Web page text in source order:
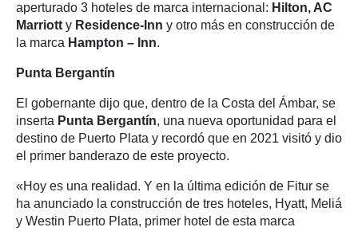
aperturado 3 hoteles de marca internacional: Hilton, AC
Marriotty Residence-Inn y otro más en construcción de
la marca Hampton – Inn.
Punta Bergantín
El gobernante dijo que, dentro de la Costa del Ámbar, se
inserta Punta Bergantín, una nueva oportunidad para el
destino de Puerto Plata y recordó que en 2021 visitó y dio
el primer banderazo de este proyecto.
«Hoy es una realidad. Y en la última edición de Fitur se
ha anunciado la construcción de tres hoteles, Hyatt, Meliá
y Westin Puerto Plata, primer hotel de esta marca